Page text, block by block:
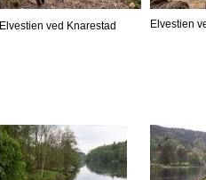
Elvestien ved Knarestad Elvestien